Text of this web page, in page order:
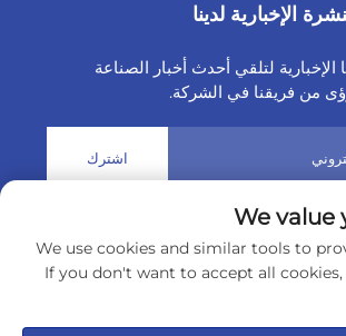
الإخبارية لدينا
الإخبارية لتلقي أحدث أخبار الصناعة
من فريقنا في الشركة.
اشترك
حقوق النشر © 2025 بواسطة شركة Weltake للواردات والصادرات
We value
We use cookies and similar tools to
If you don't want to accept all